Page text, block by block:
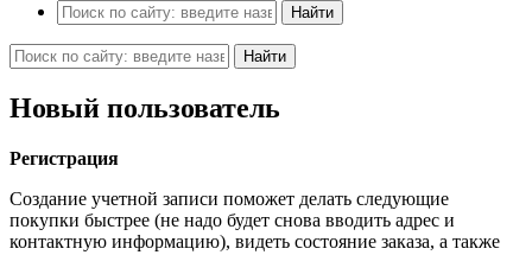
Найти
Найти
Новый пользователь
Регистрация
Создание учетной записи поможет делать следующие
покупки быстрее (не надо будет снова вводить адрес и
контактную информацию), видеть состояние заказа, а также